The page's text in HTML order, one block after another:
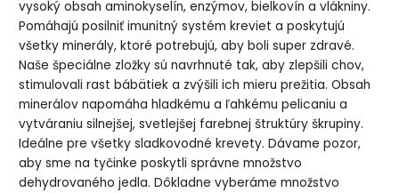
vysoký obsah aminokyselín, enzýmov, bielkovín a vlákniny.
Pomáhajú posilniť imunitný systém kreviet a poskytujú
všetky minerály, ktoré potrebujú, aby boli super zdravé.
Naše špeciálne zložky sú navrhnuté tak, aby zlepšili chov,
stimulovali rast bábätiek a zvýšili ich mieru prežitia. Obsah
minerálov napomáha hladkému a ľahkému pelicaniu a
vytváraniu silnejšej, svetlejšej farebnej štruktúry škrupiny.
Ideálne pre všetky sladkovodné krevety. Dávame pozor,
aby sme na tyčinke poskytli správne množstvo
dehydrovaného jedla. Dôkladne vyberáme množstvo